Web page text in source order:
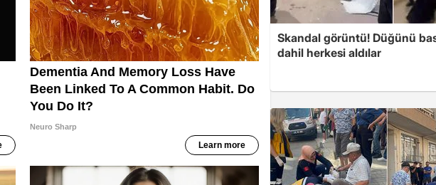
Skandal görüntü! Düğünü
dahil herkesi aldılar